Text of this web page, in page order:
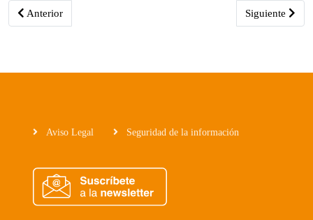
Artículo anterior: Licitada la mejora de la red de senderos de
Anterior Artículo
Siguiente
Aviso Legal Seguridad de la información